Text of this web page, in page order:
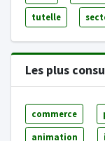
tutelle
Les plus
commerce
animation